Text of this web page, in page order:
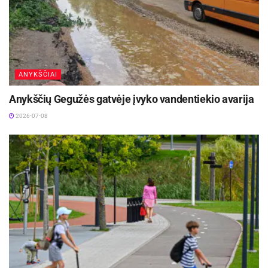
kilo, kai ji tvarkydama namus stipriai suspaudė
nukritusį raudonos pelargonijos žiedlapį.
„Esame nei kaimiečiai, nei miestiečiai –
gyvename šalia Kauno“, – kodėl savąjį kiemelį
ANYKŠČIAI
Anykščių Gegužės gatvėje įvyko vandentiekio avarija
2026-07-08